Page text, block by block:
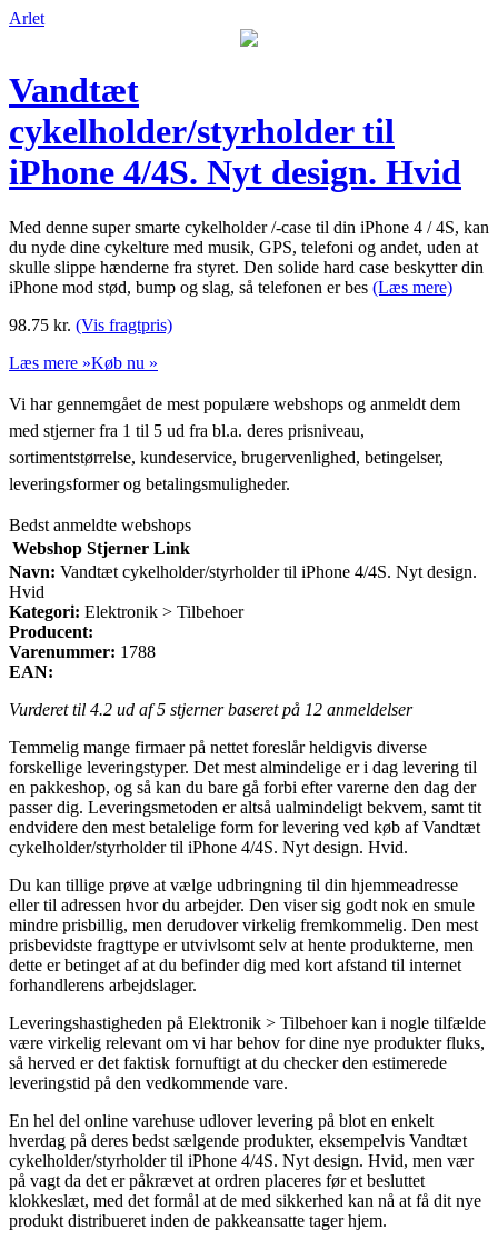
Arlet
Vandtæt
cykelholder/styrholder til
iPhone 4/4S. Nyt design. Hvid
Med denne super smarte cykelholder /-case til din iPhone 4 / 4S, kan
du nyde dine cykelture med musik, GPS, telefoni og andet, uden at
skulle slippe hænderne fra styret. Den solide hard case beskytter din
iPhone mod stød, bump og slag, så telefonen er bes (Læs mere)
98.75 kr. (Vis fragtpris)
Læs mere »Køb nu »
Vi har gennemgået de mest populære webshops og anmeldt dem
med stjerner fra 1 til 5 ud fra bl.a. deres prisniveau,
sortimentstørrelse, kundeservice, brugervenlighed, betingelser,
leveringsformer og betalingsmuligheder.
Bedst anmeldte webshops
Webshop Stjerner Link
Navn: Vandtæt cykelholder/styrholder til iPhone 4/4S. Nyt design.
Hvid
Kategori: Elektronik > Tilbehoer
Producent:
Varenummer: 1788
EAN:
Vurderet til 4.2 ud af 5 stjerner baseret på 12 anmeldelser
Temmelig mange firmaer på nettet foreslår heldigvis diverse
forskellige leveringstyper. Det mest almindelige er i dag levering til
en pakkeshop, og så kan du bare gå forbi efter varerne den dag der
passer dig. Leveringsmetoden er altså ualmindeligt bekvem, samt tit
endvidere den mest betalelige form for levering ved køb af Vandtæt
cykelholder/styrholder til iPhone 4/4S. Nyt design. Hvid.
Du kan tillige prøve at vælge udbringning til din hjemmeadresse
eller til adressen hvor du arbejder. Den viser sig godt nok en smule
mindre prisbillig, men derudover virkelig fremkommelig. Den mest
prisbevidste fragttype er utvivlsomt selv at hente produkterne, men
dette er betinget af at du befinder dig med kort afstand til internet
forhandlerens arbejdslager.
Leveringshastigheden på Elektronik > Tilbehoer kan i nogle tilfælde
være virkelig relevant om vi har behov for dine nye produkter fluks,
så herved er det faktisk fornuftigt at du checker den estimerede
leveringstid på den vedkommende vare.
En hel del online varehuse udlover levering på blot en enkelt
hverdag på deres bedst sælgende produkter, eksempelvis Vandtæt
cykelholder/styrholder til iPhone 4/4S. Nyt design. Hvid, men vær
på vagt da det er påkrævet at ordren placeres før et besluttet
klokkeslæt, med det formål at de med sikkerhed kan nå at få dit nye
produkt distribueret inden de pakkeansatte tager hjem.